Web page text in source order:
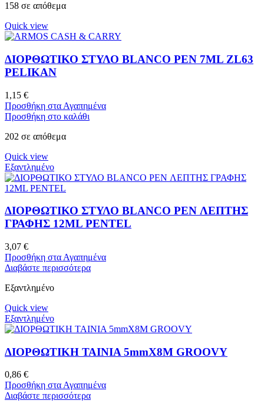
158 σε απόθεμα
Quick view
ΔΙΟΡΘΩΤΙΚΟ ΣΤΥΛΟ BLANCO PEN 7ML ZL63
PELIKAN
1,15 €
Προσθήκη στα Αγαπημένα
Προσθήκη στο καλάθι
202 σε απόθεμα
Quick view
Εξαντλημένο
ΔΙΟΡΘΩΤΙΚΟ ΣΤΥΛΟ BLANCO PEN ΛΕΠΤΗΣ
ΓΡΑΦΗΣ 12ML PENTEL
3,07 €
Προσθήκη στα Αγαπημένα
Διαβάστε περισσότερα
Εξαντλημένο
Quick view
Εξαντλημένο
ΔΙΟΡΘΩΤΙΚΗ ΤΑΙΝΙΑ 5mmX8M GROOVY
0,86 €
Προσθήκη στα Αγαπημένα
Διαβάστε περισσότερα